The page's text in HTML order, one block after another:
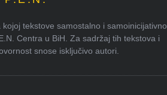
tekstove samostalno i samoinicijativno
Centra u BiH. Za sadržaj tih tekstova i
snose isključivo autori.